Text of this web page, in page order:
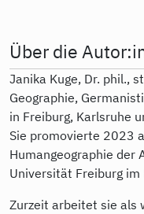
Über die
Janika Kuge, Dr. phil.,
Geographie,
in Freiburg, Karlsruhe
Sie promovierte 2023
Humangeographie der
Universität Freiburg im
Zurzeit arbeitet sie als